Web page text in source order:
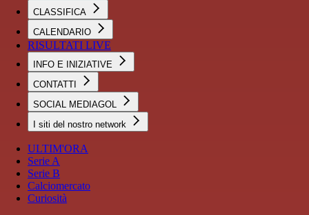
CLASSIFICA
CALENDARIO
RISULTATI LIVE
INFO E INIZIATIVE
CONTATTI
SOCIAL MEDIAGOL
I siti del nostro network
ULTIM'ORA
Serie A
Serie B
Calciomercato
Curiosità